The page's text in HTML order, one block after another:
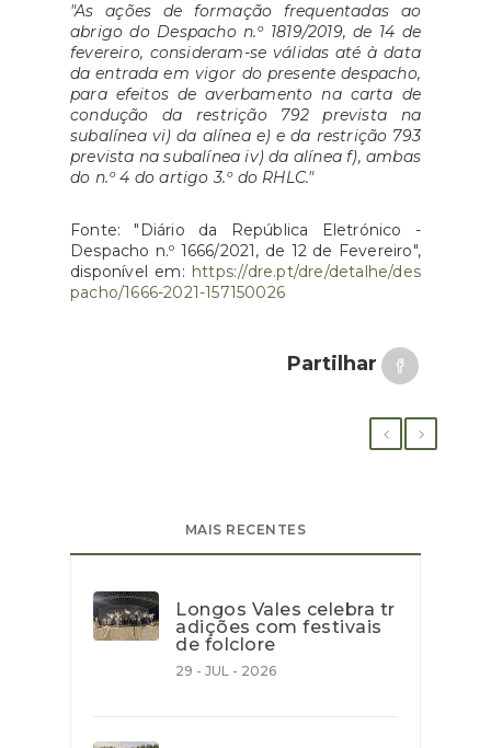
"As ações de formação frequentadas ao
abrigo do Despacho n.º 1819/2019, de 14 de
fevereiro, consideram-se válidas até à data
da entrada em vigor do presente despacho,
para efeitos de averbamento na carta de
condução da restrição 792 prevista na
subalínea vi) da alínea e) e da restrição 793
prevista na subalínea iv) da alínea f), ambas
do n.º 4 do artigo 3.º do RHLC."
Fonte: "Diário da República Eletrónico -
Despacho n.º 1666/2021, de 12 de Fevereiro",
disponível em: https://dre.pt/dre/detalhe/des
pacho/1666-2021-157150026
Partilhar
MAIS RECENTES
Longos Vales celebra tr
adições com festivais
de folclore
29 - JUL - 2026